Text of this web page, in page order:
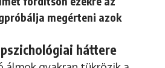
megérteni azok
háttere